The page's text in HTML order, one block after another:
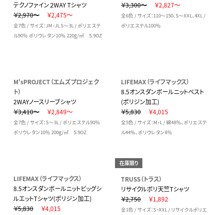
テクノファイン２WAY Tシャツ
￥2,970～
￥2,475～
全7色 / サイズ：JM・JL S～3L / ポリエステ
ル90％ ポリウレタン10％ 220g/㎡ 5.9OZ
￥3,300～
￥2,827～
全6色 / サイズ：110～150、S～XXL、4XL /
ポリエステル100％
M'sPROJECT（エムズプロジェク
ト）
2WAYノースリーブシャツ
￥3,410～
￥2,849～
全7色 / サイズ：S～3L / ポリエステル90％
ポリウレタン10％ 200g/㎡ 5.9OZ
LIFEMAX（ライフマックス）
8.5オンスダンボールニットベスト
(ポリジン加工)
￥5,830
￥4,015
全5色 / サイズ：M・L / 綿48％、ポリエステ
ル44％、ポリウレタン8％
LIFEMAX（ライフマックス）
8.5オンスダンボールニットビッグシ
ルエットTシャツ(ポリジン加工)
￥5,830
￥4,015
在庫限り
TRUSS（トラス）
リサイクルポリ天竺Tシャツ
￥2,750
￥1,892
全1色 / サイズ：S~XXL / リサイクルポリエ